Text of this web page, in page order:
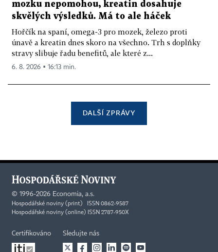
mozku nepomohou, kreatin dosahuje
skvělých výsledků. Má to ale háček
Hořčík na spaní, omega-3 pro mozek, železo proti
únavě a kreatin dnes skoro na všechno. Trh s doplňky
stravy slibuje řadu benefitů, ale které z...
6. 8. 2026 ▪ 16:13 min.
DALŠÍ ZPRÁVY
© 1996-2026 Economia, a.s.
Hospodářské noviny (print) ISSN 0862-9587
Hospodářské noviny (online) ISSN 2787-950X
Certifikováno Sledujte nás